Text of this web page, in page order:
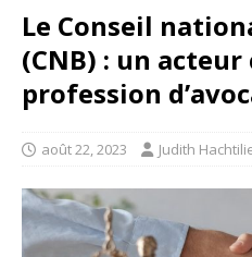
Le Conseil
(CNB) : un acteur
profession
août 22, 2023 Judith